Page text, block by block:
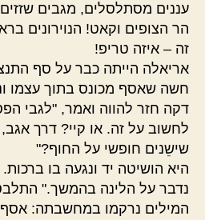
עננים מסתלסלים, מגבים
הר הצופים וקאט! הנוירונים
זה – איזה טריפ!
אריאלה הייתה כבר על סף
חשה שאסף מכונס בתוך עצמו
דקה חזר להווה ואמר, "לגבי
לחשוב על זה. או קיי? דרך
שישֵנים חופשי על החוף?"
היא הושיטה יד ונגעה בו
נדבר על הלינה בהמשך."
המילים נרקמו במחשבתה: